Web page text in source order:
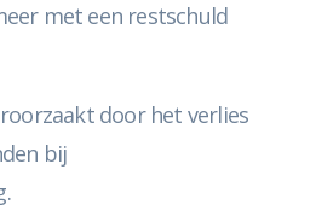
met een restschuld
door het verlies
bij